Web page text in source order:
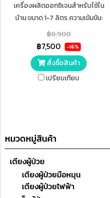
เครื่องผลิตออกซิเจนสำหรับใช้ใน
บ้าน ขนาด 1-7 ลิตร ความเข้มข้น:
35%-90% (ปรับโดยการไหล)
เหมาะสำหรับสถานการณ์ในบ้าน
และยานพาหนะเพื่อให้คุณสามารถ
หายใจได้อากาศคุณภาพสูงที่บ้าน
และกลางแจ้ง เสียงรบกวน: ≤
฿8,900
฿7,500 -16%
สั่งซื้อสินค้า
เปรียบเทียบ
หมวดหมู่สินค้า
เตียงผู้ป่วย
เตียงผู้ป่วยมือหมุน
เตียงผู้ป่วยไฟฟ้า